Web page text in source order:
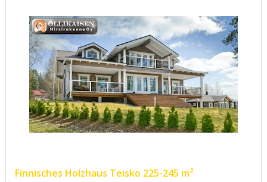
Finnisches Holzhaus Teisko 225-245 m²